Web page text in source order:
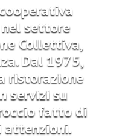
settore
Collettiva,
​Dal 1975,
ristorazione
servizi su
fatto di
attenzioni.